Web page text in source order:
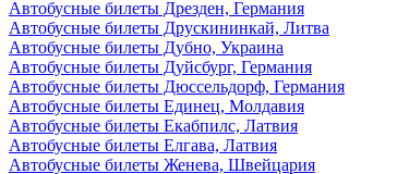
Автобусные билеты Дрезден, Германия
Автобусные билеты Друскининкай, Литва
Автобусные билеты Дубно, Украина
Автобусные билеты Дуйсбург, Германия
Автобусные билеты Дюссельдорф, Германия
Автобусные билеты Единец, Молдавия
Автобусные билеты Екабпилс, Латвия
Автобусные билеты Елгава, Латвия
Автобусные билеты Женева, Швейцария